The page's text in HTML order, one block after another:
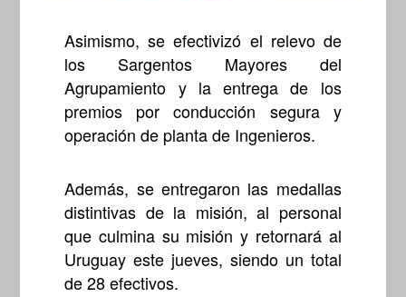
Asimismo, se efectivizó el relevo de
los Sargentos Mayores del
Agrupamiento y la entrega de los
premios por conducción segura y
operación de planta de Ingenieros.
Además, se entregaron las medallas
distintivas de la misión, al personal
que culmina su misión y retornará al
Uruguay este jueves, siendo un total
de 28 efectivos.